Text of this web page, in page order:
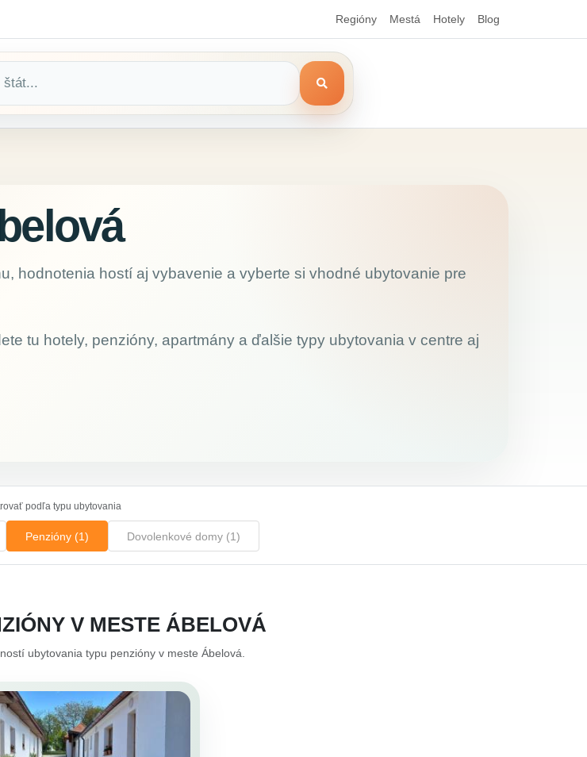
Regióny Mestá Hotely Blog
hodnotenia hostí aj vybavenie a vyberte si vhodné ubytovanie pre
tu hotely, penzióny, apartmány a ďalšie typy ubytovania v centre aj
podľa typu ubytovania
Penzióny (1) Dovolenkové domy (1)
V MESTE ÁBELOVÁ
ubytovania typu penzióny v meste Ábelová.